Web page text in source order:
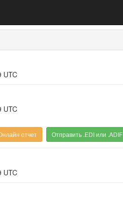
UTC
UTC
отчет Отправить .EDI или .ADIF
UTC